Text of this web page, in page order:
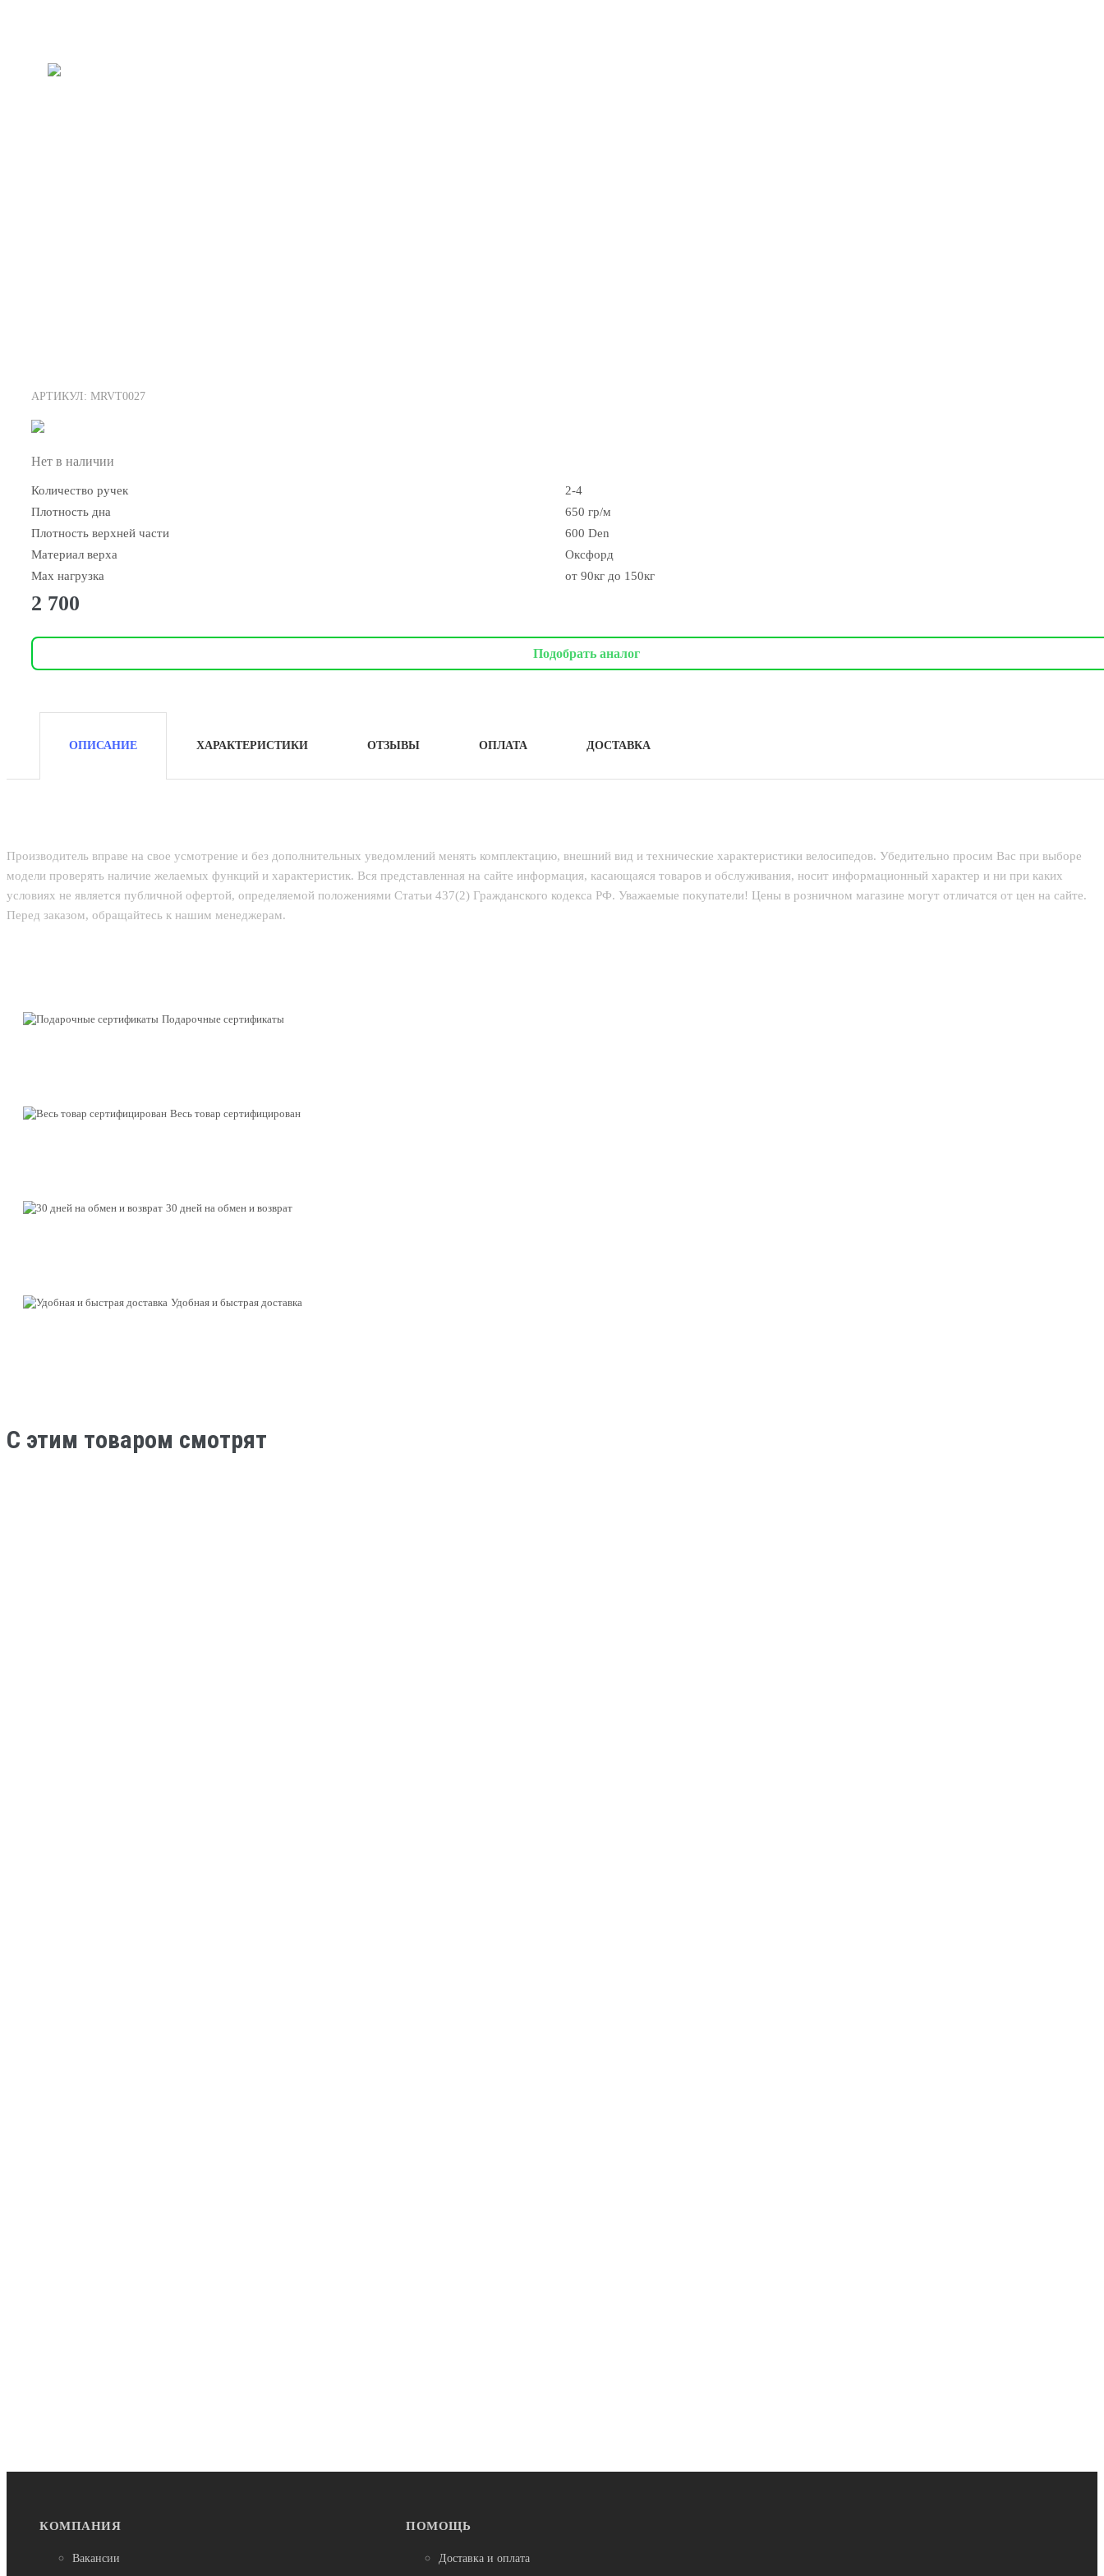
АРТИКУЛ: MRVT0027
Нет в наличии
Количество ручек
2-4
Плотность дна
650 гр/м
Плотность верхней части
600 Den
Материал верха
Оксфорд
Max нагрузка
от 90кг до 150кг
2 700
Подобрать аналог
ОПИСАНИЕ ХАРАКТЕРИСТИКИ ОТЗЫВЫ ОПЛАТА ДОСТАВКА
Производитель вправе на свое усмотрение и без дополнительных уведомлений менять комплектацию, внешний вид и технические характеристики велосипедов. Убедительно просим Вас при выборе
модели проверять наличие желаемых функций и характеристик. Вся представленная на сайте информация, касающаяся товаров и обслуживания, носит информационный характер и ни при каких
условиях не является публичной офертой, определяемой положениями Статьи 437(2) Гражданского кодекса РФ. Уважаемые покупатели! Цены в розничном магазине могут отличатся от цен на сайте.
Перед заказом, обращайтесь к нашим менеджерам.
Подарочные сертификаты
Весь товар сертифицирован
30 дней на обмен и возврат
Удобная и быстрая доставка
C этим товаром смотрят
КОМПАНИЯ
Вакансии
ПОМОЩЬ
Доставка и оплата